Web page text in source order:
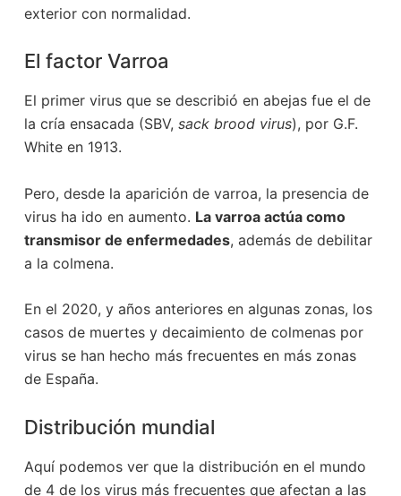
exterior con normalidad.
El factor Varroa
El primer virus que se describió en abejas fue el de
la cría ensacada (SBV, sack brood virus), por G.F.
White en 1913.
Pero, desde la aparición de varroa, la presencia de
virus ha ido en aumento. La varroa actúa como
transmisor de enfermedades, además de debilitar
a la colmena.
En el 2020, y años anteriores en algunas zonas, los
casos de muertes y decaimiento de colmenas por
virus se han hecho más frecuentes en más zonas
de España.
Distribución mundial
Aquí podemos ver que la distribución en el mundo
de 4 de los virus más frecuentes que afectan a las